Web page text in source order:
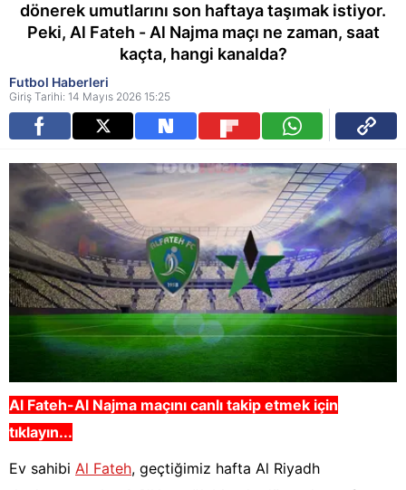
dönerek umutlarını son haftaya taşımak istiyor.
Peki, Al Fateh - Al Najma maçı ne zaman, saat
kaçta, hangi kanalda?
Futbol Haberleri
Giriş Tarihi: 14 Mayıs 2026 15:25
Al Fateh-Al Najma maçını canlı takip etmek için
tıklayın...
Ev sahibi Al Fateh, geçtiğimiz hafta Al Riyadh